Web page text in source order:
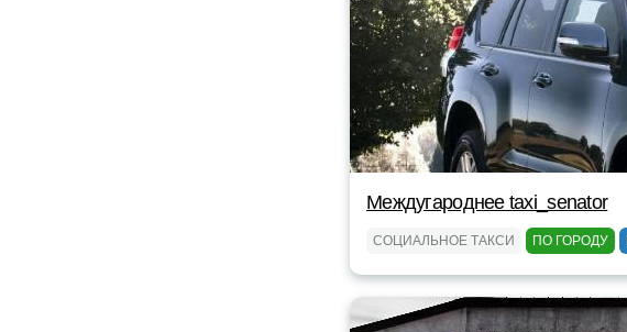
Междугароднее taxi_senator
СОЦИАЛЬНОЕ ТАКСИ ПО ГОРОДУ